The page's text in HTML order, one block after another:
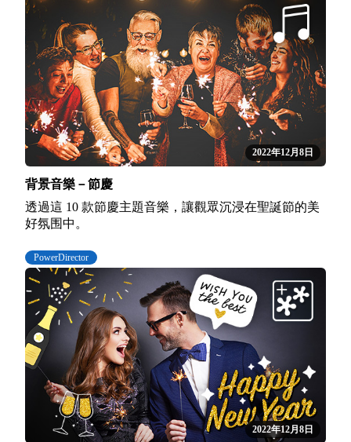
2022年12月8日
背景音樂－節慶
透過這 10 款節慶主題音樂，讓觀眾沉浸在聖誕節的美
好氛围中。
PowerDirector
2022年12月8日